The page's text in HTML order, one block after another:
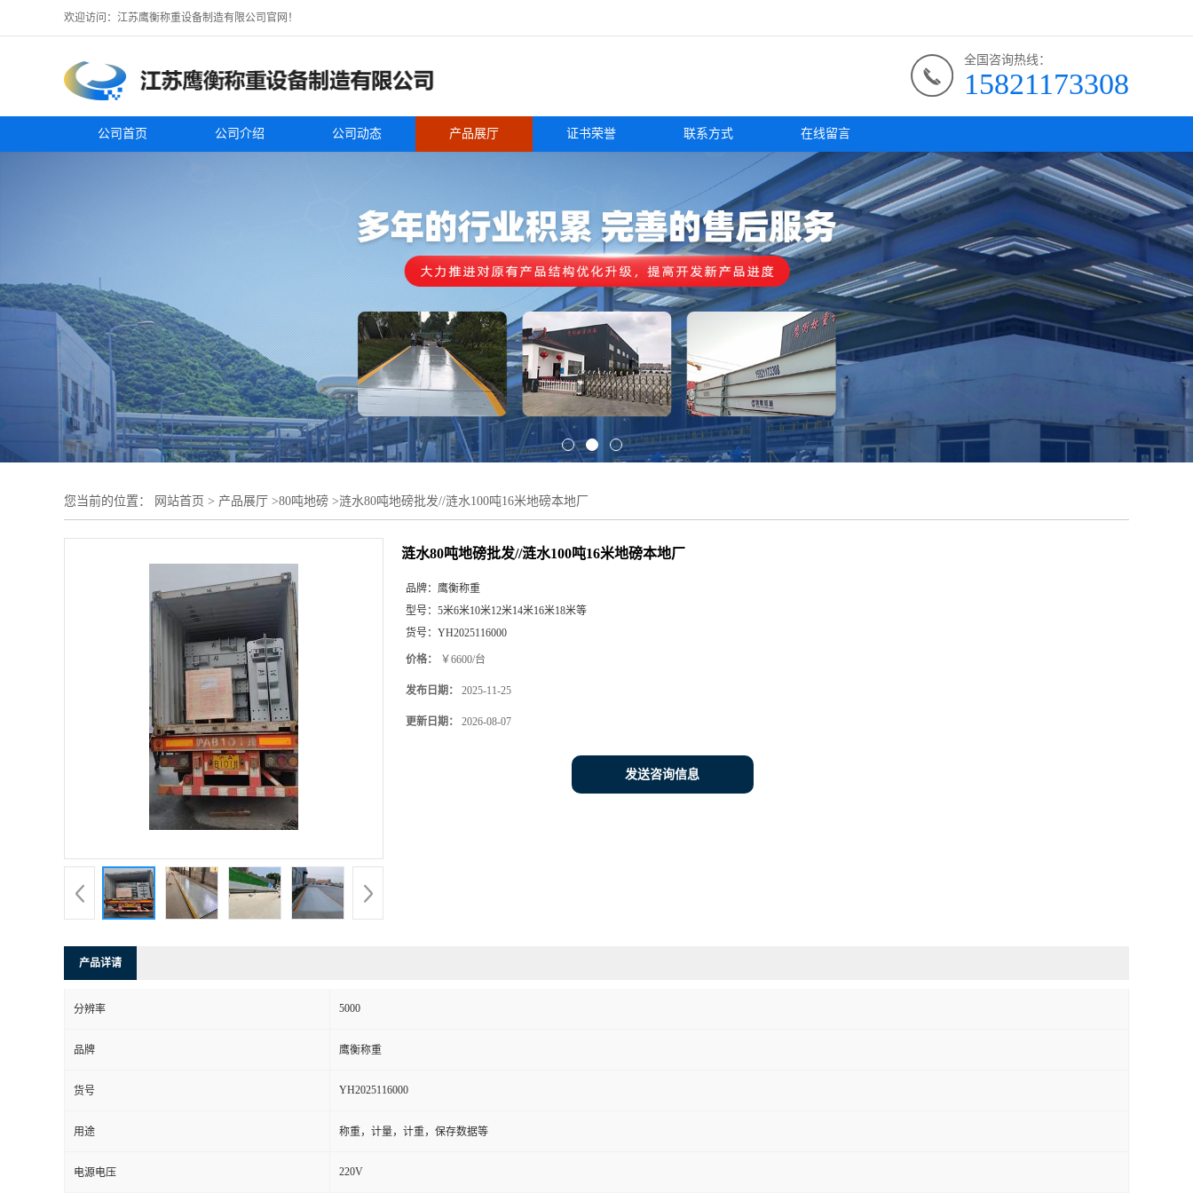
欢迎访问：江苏鹰衡称重设备制造有限公司官网！
全国咨询热线：
15821173308
公司首页 公司介绍 公司动态 产品展厅 证书荣誉 联系方式 在线留言
您当前的位置： 网站首页 > 产品展厅 >80吨地磅 >涟水80吨地磅批发//涟水100吨16米地磅本地厂
涟水80吨地磅批发//涟水100吨16米地磅本地厂
品牌： 鹰衡称重
型号： 5米6米10米12米14米16米18米等
货号： YH2025116000
价格： ￥6600/台
发布日期： 2025-11-25
更新日期： 2026-08-07
发送咨询信息
产品详请
分辨率 5000
品牌 鹰衡称重
货号 YH2025116000
用途 称重，计量，计重，保存数据等
电源电压 220V